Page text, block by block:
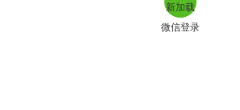
新加载
微信登录